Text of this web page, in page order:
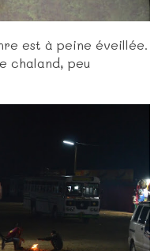
est à peine éveillée.
chaland, peu